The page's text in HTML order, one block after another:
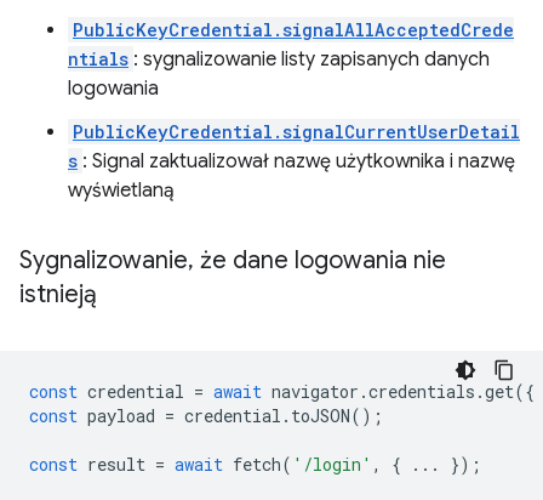
PublicKeyCredential.signalAllAcceptedCrede
ntials : sygnalizowanie listy zapisanych danych
logowania
PublicKeyCredential.signalCurrentUserDetail
s : Signal zaktualizował nazwę użytkownika i nazwę
wyświetlaną
Sygnalizowanie, że dane logowania nie
istnieją
const credential = await navigator .credentials .get({
const payload = credential . toJSON();
const result = await fetch( '/login' , { ... });